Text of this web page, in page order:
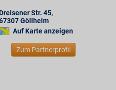
Dreisener Str. 45,
Göllheim
Auf Karte anzeigen
Zum Partnerprofil